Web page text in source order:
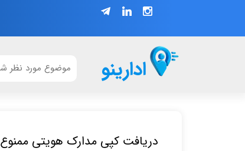
ادارینو
دریافت کپی مدارک هویتی ممنوع